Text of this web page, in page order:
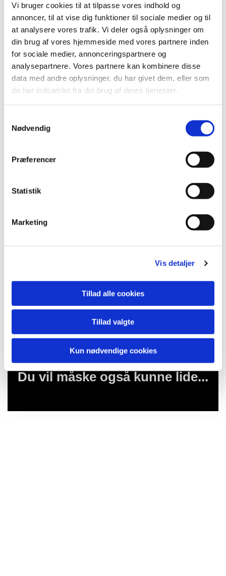
Vi bruger cookies til at tilpasse vores indhold og
annoncer, til at vise dig funktioner til sociale medier og til
at analysere vores trafik. Vi deler også oplysninger om
din brug af vores hjemmeside med vores partnere inden
for sociale medier, annonceringspartnere og
analysepartnere. Vores partnere kan kombinere disse
data med andre oplysninger, du har givet dem, eller som
de har indsamlet fra din brug af deres tjenester.
Nødvendig
Præferencer
Statistik
Marketing
Vis detaljer
Tillad alle cookies
Tillad valgte
Kun nødvendige cookies
Du vil måske også kunne lide...